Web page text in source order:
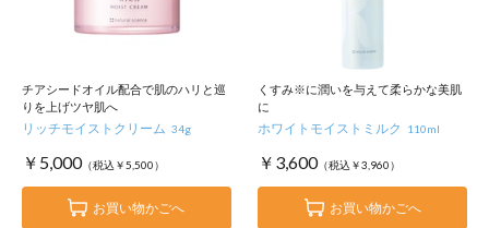
チアシードオイル配合で肌のハリと巡
りを上げツヤ肌へ
リッチモイストクリーム 34g
￥5,000（税込￥5,500）
お買い物かごへ
くすみ※に潤いを与えて柔らかな美肌
に
ホワイトモイストミルク 110ml
￥3,600（税込￥3,960）
お買い物かごへ